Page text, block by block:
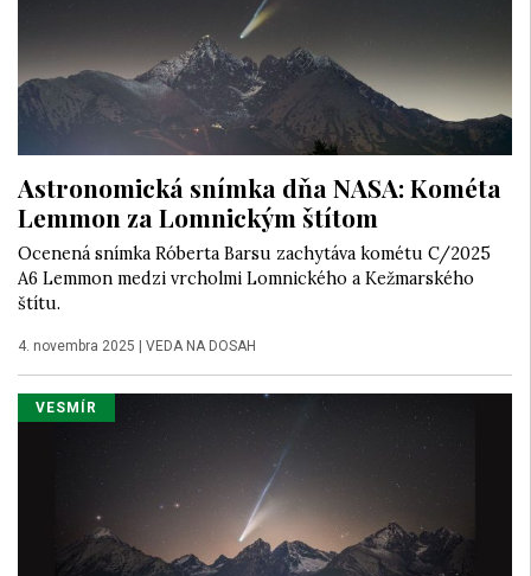
Astronomická snímka dňa NASA: Kométa
Lemmon za Lomnickým štítom
Ocenená snímka Róberta Barsu zachytáva kométu C/2025
A6 Lemmon medzi vrcholmi Lomnického a Kežmarského
štítu.
4. novembra 2025 | VEDA NA DOSAH
VESMÍR